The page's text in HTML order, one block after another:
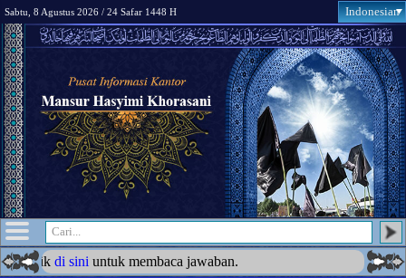
Sabtu, 8 Agustus 2026 / 24 Safar 1448 H Indonesian
di siniuntuk membaca jawaban.